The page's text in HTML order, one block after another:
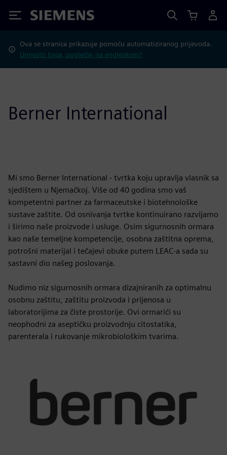
Siemens
Ova se stranica prikazuje pomoću automatiziranog prijevoda.
Umjesto toga, pogledaj na engleskom?
Berner International
Mi smo Berner International - tvrtka koju upravlja vlasnik sa
sjedištem u Njemačkoj. Više od 40 godina smo vaš
kompetentni partner za farmaceutske i biotehnološke
sustave zaštite. Od osnivanja tvrtke kontinuirano razvijamo
i širimo naše proizvode i usluge. Osim sigurnosnih ormara
kao naše temeljne kompetencije, osobna zaštitna oprema,
potrošni materijal i tečajevi obuke putem LEAC-a sada su
sastavni dio našeg poslovanja.
Nudimo niz sigurnosnih ormara dizajniranih za optimalnu
osobnu zaštitu, zaštitu proizvoda i prijenosa u
laboratorijima za čiste prostorije. Ovi ormarići su
neophodni za aseptičku proizvodnju citostatika,
parenterala i rukovanje mikrobiološkim tvarima.